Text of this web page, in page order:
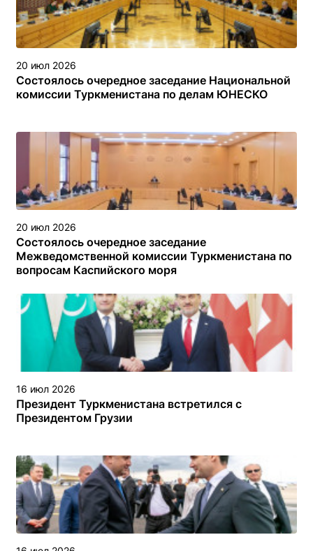
20 июл 2026
Состоялось очередное заседание Национальной
комиссии Туркменистана по делам ЮНЕСКО
20 июл 2026
Состоялось очередное заседание
Межведомственной комиссии Туркменистана по
вопросам Каспийского моря
16 июл 2026
Президент Туркменистана встретился с
Президентом Грузии